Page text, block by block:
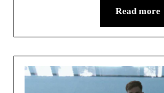
Read more